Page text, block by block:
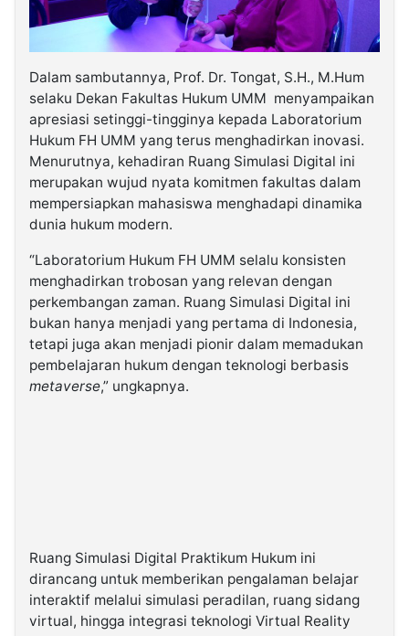
Dalam sambutannya, Prof. Dr. Tongat, S.H., M.Hum
selaku Dekan Fakultas Hukum UMM menyampaikan
apresiasi setinggi-tingginya kepada Laboratorium
Hukum FH UMM yang terus menghadirkan inovasi.
Menurutnya, kehadiran Ruang Simulasi Digital ini
merupakan wujud nyata komitmen fakultas dalam
mempersiapkan mahasiswa menghadapi dinamika
dunia hukum modern.
“Laboratorium Hukum FH UMM selalu konsisten
menghadirkan trobosan yang relevan dengan
perkembangan zaman. Ruang Simulasi Digital ini
bukan hanya menjadi yang pertama di Indonesia,
tetapi juga akan menjadi pionir dalam memadukan
pembelajaran hukum dengan teknologi berbasis
metaverse,” ungkapnya.
Ruang Simulasi Digital Praktikum Hukum ini
dirancang untuk memberikan pengalaman belajar
interaktif melalui simulasi peradilan, ruang sidang
virtual, hingga integrasi teknologi Virtual Reality